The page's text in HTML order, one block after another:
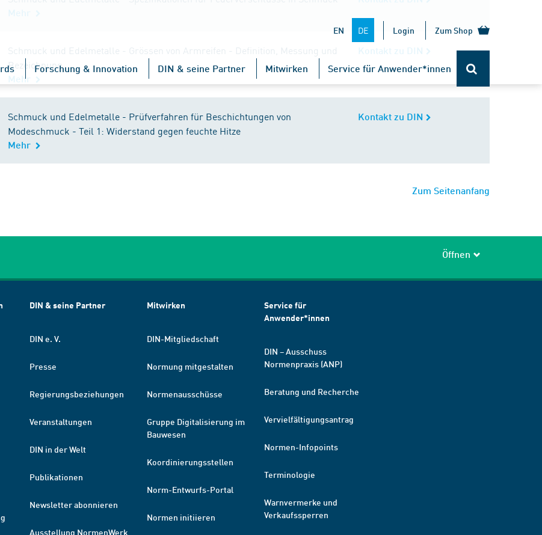
EN DE Login Zum Shop
Forschung & Innovation DIN & seine Partner Mitwirken Service für Anwender*innen
Schmuck und Edelmetalle - Grössen von Armreifen - Definition, Messung und
Bezeichnung
Mehr
Kontakt zu DIN
Schmuck und Edelmetalle - Prüfverfahren für Beschichtungen von
Modeschmuck - Teil 1: Widerstand gegen feuchte Hitze
Mehr
Kontakt zu DIN
Zum Seitenanfang
Öffnen
DIN & seine Partner
DIN e. V.
Presse
Regierungsbeziehungen
Veranstaltungen
DIN in der Welt
Publikationen
Newsletter abonnieren
Ausstellung NormenWerk
Mitwirken
DIN-Mitgliedschaft
Normung mitgestalten
Normenausschüsse
Gruppe Digitalisierung im
Bauwesen
Koordinierungsstellen
Norm-Entwurfs-Portal
Normen initiieren
Service für
Anwender*innen
DIN – Ausschuss
Normenpraxis (ANP)
Beratung und Recherche
Vervielfältigungsantrag
Normen-Infopoints
Terminologie
Warnvermerke und
Verkaufssperren